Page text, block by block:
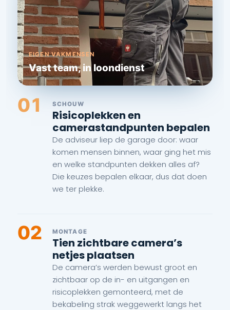
EIGEN VAKMENSEN
Vast team, in loondienst
01 SCHOUW
Risicoplekken en
camerastandpunten bepalen
De adviseur liep de garage door: waar
komen mensen binnen, waar ging het mis
en welke standpunten dekken alles af?
Die keuzes bepalen elkaar, dus dat doen
we ter plekke.
02 MONTAGE
Tien zichtbare camera’s
netjes plaatsen
De camera’s werden bewust groot en
zichtbaar op de in- en uitgangen en
risicoplekken gemonteerd, met de
bekabeling strak weggewerkt langs het